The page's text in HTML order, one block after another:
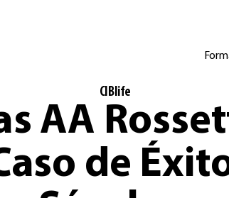
CIBlife
AA
de